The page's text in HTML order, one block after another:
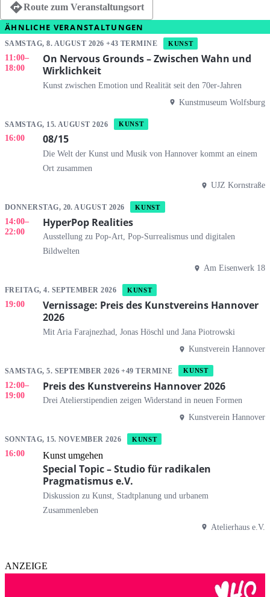
Route zum Veranstaltungsort
ÄHNLICHE VERANSTALTUNGEN
SAMSTAG, 8. AUGUST 2026 +43 TERMINE KUNST
11:00–
18:00
On Nervous Grounds – Zwischen Wahn und
Wirklichkeit
Kunst zwischen Emotion und Realität seit den 70er-Jahren
Kunstmuseum Wolfsburg
SAMSTAG, 15. AUGUST 2026 KUNST
16:00 08/15
Die Welt der Kunst und Musik von Hannover kommt an einem
Ort zusammen
UJZ Kornstraße
DONNERSTAG, 20. AUGUST 2026 KUNST
14:00–
22:00
HyperPop Realities
Ausstellung zu Pop-Art, Pop-Surrealismus und digitalen
Bildwelten
Am Eisenwerk 18
FREITAG, 4. SEPTEMBER 2026 KUNST
19:00
Vernissage: Preis des Kunstvereins Hannover
2026
Mit Aria Farajnezhad, Jonas Höschl und Jana Piotrowski
Kunstverein Hannover
SAMSTAG, 5. SEPTEMBER 2026 +49 TERMINE KUNST
12:00–
19:00
Preis des Kunstvereins Hannover 2026
Drei Atelierstipendien zeigen Widerstand in neuen Formen
Kunstverein Hannover
SONNTAG, 15. NOVEMBER 2026 KUNST
16:00 Kunst umgehen
Special Topic – Studio für radikalen
Pragmatismus e.V.
Diskussion zu Kunst, Stadtplanung und urbanem
Zusammenleben
Atelierhaus e.V.
ANZEIGE